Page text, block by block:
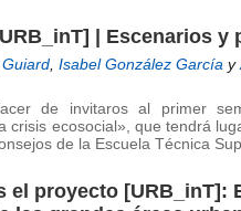
| Escenarios y
, Isabel González García y
de invitaros al primer
crisis ecosocial», que tendrá
de la Escuela Técnica
el proyecto [URB_inT]: